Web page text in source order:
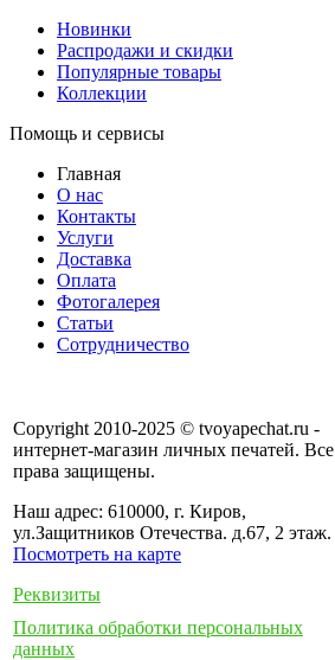
Новинки
Распродажи и скидки
Популярные товары
Коллекции
Помощь и сервисы
Главная
О нас
Контакты
Услуги
Доставка
Оплата
Фотогалерея
Статьи
Сотрудничество
Copyright 2010-2025 © tvoyapechat.ru -
интернет-магазин личных печатей. Все
права защищены.
Наш адрес: 610000, г. Киров,
ул.Защитников Отечества. д.67, 2 этаж.
Посмотреть на карте
Реквизиты
Политика обработки персональных
данных